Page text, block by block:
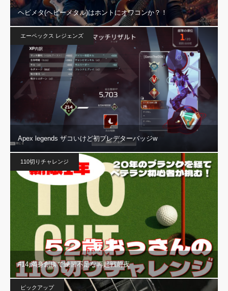
ヘビメタ(ヘビーメタル)はホントにオワコンか？！
エーペックス レジェンズ
Apex legends ザコいけど初プレデターバッジw
110切りチャレンジ
#14,満身創痍で練習不足な再起戦前夜
ピックアップ